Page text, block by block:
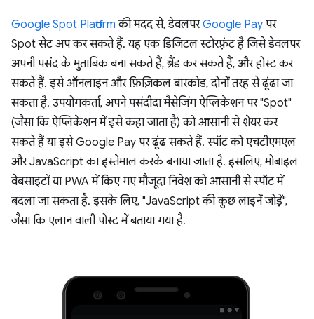
Google Spot Platform की मदद से, डेवलपरGoogle Pay पर
Spot सेट अप कर सकते हैं. यह एक डिजिटल स्टोरफ़्रंट है जिसे डेवलपर
अपनी पसंद के मुताबिक बना सकते हैं, ब्रैंड कर सकते हैं, और होस्ट कर
सकते हैं. इसे ऑनलाइन और फ़िज़िकल बारकोड, दोनों तरह से ढूंढा जा
सकता है. उपयोगकर्ता, अपने पसंदीदा मैसेजिंग ऐप्लिकेशन पर "Spot"
(जैसा कि ऐप्लिकेशन में इसे कहा जाता है) को आसानी से शेयर कर
सकते हैं या इसे Google Pay पर ढूंढ सकते हैं. स्पॉट को एचटीएमएल
और JavaScript का इस्तेमाल करके बनाया जाता है. इसलिए, मोबाइल
वेबसाइटों या PWA में किए गए मौजूदा निवेश को आसानी से स्पॉट में
बदला जा सकता है. इसके लिए, "JavaScript की कुछ लाइनें जोड़ें",
जैसा कि एलान वाली पोस्ट में बताया गया है.